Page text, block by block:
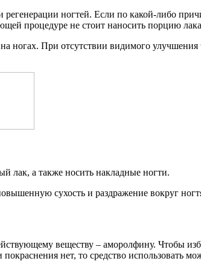
ногтей. Если по какой-либо
процедуре не стоит наносить порцию
ногах. При отсутствии видимого улучшения
лак, а также носить накладные ногти.
сухость и раздражение вокруг
веществу – аморолфину. Чтобы
нет, то средство использовать